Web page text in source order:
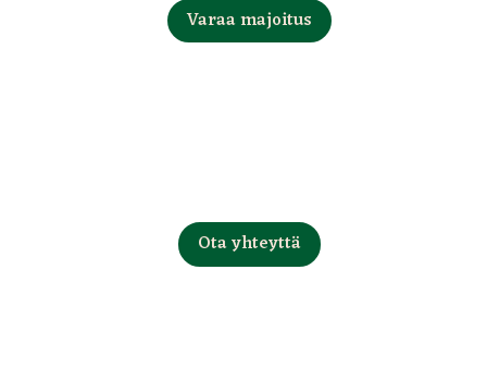
Varaa majoitus
Ota yhteyttä